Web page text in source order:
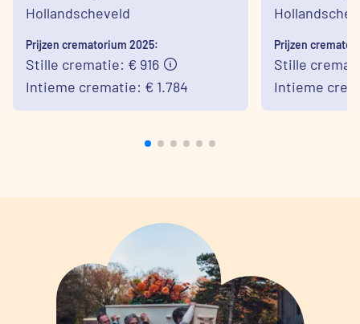
Hollandscheveld
Prijzen crematorium 2025:
Stille crematie: € 916
Intieme crematie: € 1.784
Prijzen
Stille
Intieme